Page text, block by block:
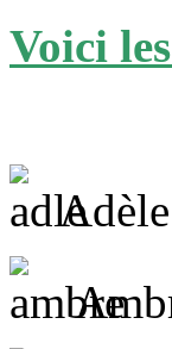
Voici
Adèle